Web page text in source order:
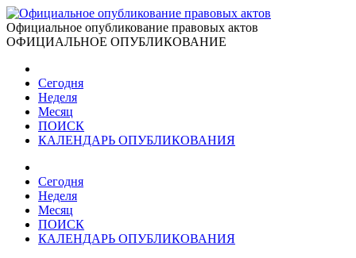
Официальное опубликование правовых актов
ОФИЦИАЛЬНОЕ ОПУБЛИКОВАНИЕ
Сегодня
Неделя
Месяц
ПОИСК
КАЛЕНДАРЬ ОПУБЛИКОВАНИЯ
Сегодня
Неделя
Месяц
ПОИСК
КАЛЕНДАРЬ ОПУБЛИКОВАНИЯ